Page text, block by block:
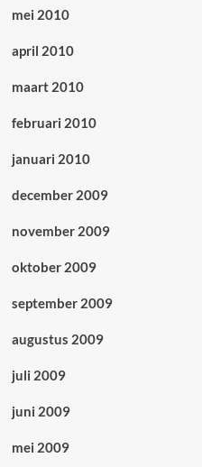
mei 2010
april 2010
maart 2010
februari 2010
januari 2010
december 2009
november 2009
oktober 2009
september 2009
augustus 2009
juli 2009
juni 2009
mei 2009